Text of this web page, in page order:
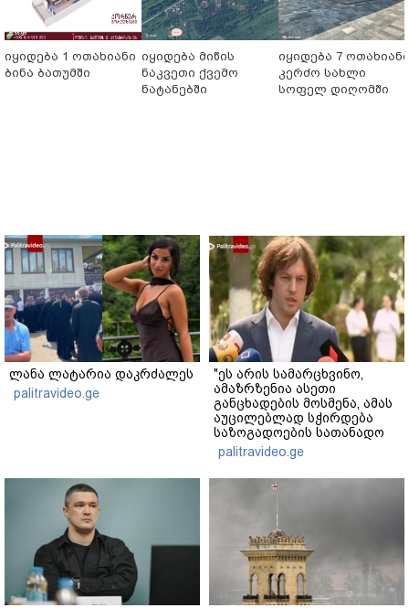
იყიდება 1 ოთახიანი
ბინა ბათუმში
იყიდება მიწის
ნაკვეთი ქვემო
ნატანებში
იყიდება 7 ოთახიანი
კერძო სახლი
სოფელ დიღომში
ლანა ლატარია დაკრძალეს
palitravideo.ge
"ეს არის სამარცხვინო,
ამაზრზენია ასეთი
განცხადების მოსმენა, ამას
აუცილებლად სჭირდება
საზოგადოების სათანადო
რეაქცია" - ირაკლი
კობახიძე
palitravideo.ge